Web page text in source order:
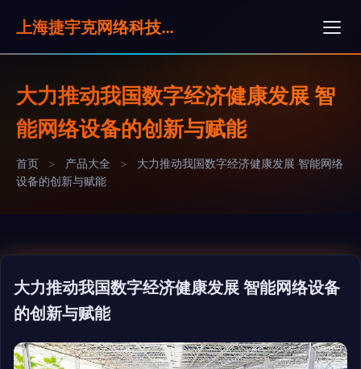
上海捷宇克网络科技有限公司
大力推动我国数字经济健康发展 智
能网络设备的创新与赋能
首页 > 产品大全 >
大力推动我国数字经济健康发展 智能网络
设备的创新与赋能
大力推动我国数字经济健康发展 智能网络设备
的创新与赋能